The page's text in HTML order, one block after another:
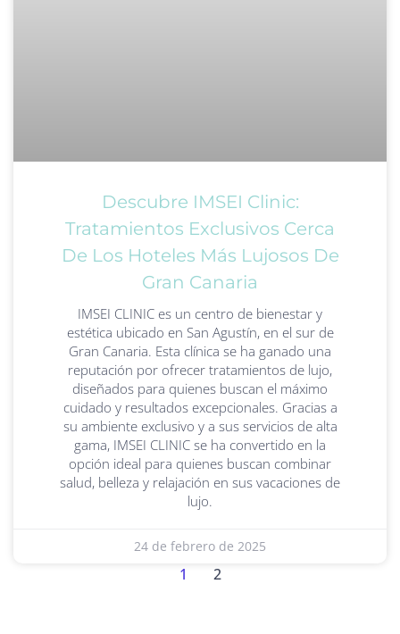
Descubre IMSEI Clinic:
Tratamientos Exclusivos Cerca
De Los Hoteles Más Lujosos De
Gran Canaria
IMSEI CLINIC es un centro de bienestar y
estética ubicado en San Agustín, en el sur de
Gran Canaria. Esta clínica se ha ganado una
reputación por ofrecer tratamientos de lujo,
diseñados para quienes buscan el máximo
cuidado y resultados excepcionales. Gracias a
su ambiente exclusivo y a sus servicios de alta
gama, IMSEI CLINIC se ha convertido en la
opción ideal para quienes buscan combinar
salud, belleza y relajación en sus vacaciones de
lujo.
24 de febrero de 2025
1 2